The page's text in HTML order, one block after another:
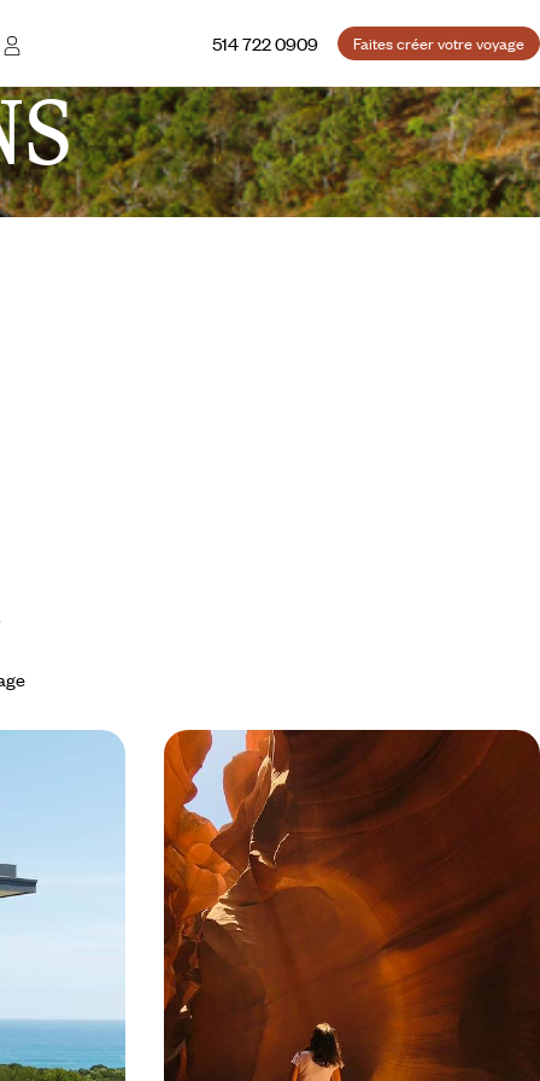
514 722 0909 Faites créer votre voyage
et forêt
États-Unis, Australie, Bali - Un été
mémorable en famille
Le temps d'un été, offrir l'inoubliable à votre tribu :
un mois de tour du monde à travers trois pays et
trois continents
34 jours, de 12500 à 15200 $ CA